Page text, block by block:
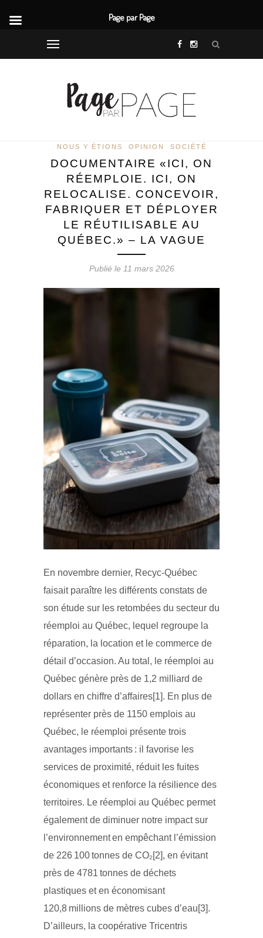
NOUS Y ÉTIONS OPINION SOCIÉTÉ
DOCUMENTAIRE «ICI, ON
RÉEMPLOIE. ICI, ON
RELOCALISE. CONCEVOIR,
FABRIQUER ET DÉPLOYER
LE RÉUTILISABLE AU
QUÉBEC.» – LA VAGUE
Publié le 11 mars 2026
En novembre dernier, Recyc-Québec
faisait paraître les différents constats de
son étude sur les retombées du secteur du
réemploi au Québec, lequel regroupe la
réparation, la location et le commerce de
détail d’occasion. Au total, le réemploi au
Québec génère près de 1,2 milliard de
dollars en chiffre d’affaires[1]. En plus de
représenter près de 1150 emplois au
Québec, le réemploi présente trois
avantages importants : il favorise les
services de proximité, réduit les fuites
économiques et renforce la résilience des
territoires. Le réemploi au Québec permet
également de diminuer notre impact sur
l’environnement en empêchant l’émission
de 226 100 tonnes de CO₂[2], en évitant
près de 4781 tonnes de déchets
plastiques et en économisant
120,8 millions de mètres cubes d’eau[3].
D’ailleurs, la coopérative Tricentris
Page par Page